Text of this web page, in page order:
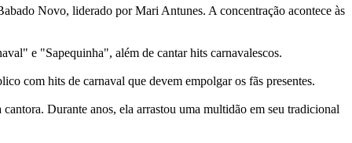
Novo, liderado por Mari Antunes. A concentração acontece às
e "Sapequinha", além de cantar hits carnavalescos.
com hits de carnaval que devem empolgar os fãs presentes.
Durante anos, ela arrastou uma multidão em seu tradicional